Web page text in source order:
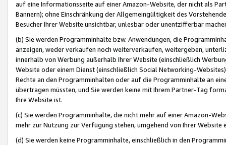
auf eine Informationsseite auf einer Amazon-Website, der nicht als
Bannern); ohne Einschränkung der Allgemeingültigkeit des
Besucher Ihrer Website unsichtbar, unlesbar oder unentzifferbar
(b) Sie werden Programminhalte bzw. Anwendungen, die
anzeigen, weder verkaufen noch weiterverkaufen, weitergeben,
innerhalb von Werbung außerhalb Ihrer Website (einschließlich
Website oder einem Dienst (einschließlich Social Networking-
Rechte an den Programminhalten oder auf die Programminhalte an
übertragen müssten, und Sie werden keine mit Ihrem Partner-Tag
Ihre Website ist.
(c) Sie werden Programminhalte, die nicht mehr auf einer Amazon-
mehr zur Nutzung zur Verfügung stehen, umgehend von Ihrer
(d) Sie werden keine Programminhalte, einschließlich in den